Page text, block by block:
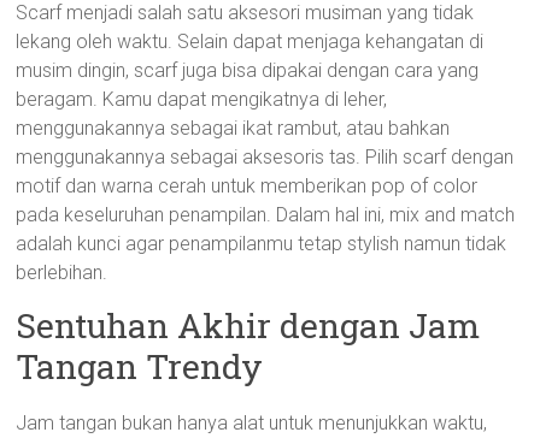
Scarf menjadi salah satu aksesori musiman yang tidak
lekang oleh waktu. Selain dapat menjaga kehangatan di
musim dingin, scarf juga bisa dipakai dengan cara yang
beragam. Kamu dapat mengikatnya di leher,
menggunakannya sebagai ikat rambut, atau bahkan
menggunakannya sebagai aksesoris tas. Pilih scarf dengan
motif dan warna cerah untuk memberikan pop of color
pada keseluruhan penampilan. Dalam hal ini, mix and match
adalah kunci agar penampilanmu tetap stylish namun tidak
berlebihan.
Sentuhan Akhir dengan Jam
Tangan Trendy
Jam tangan bukan hanya alat untuk menunjukkan waktu,